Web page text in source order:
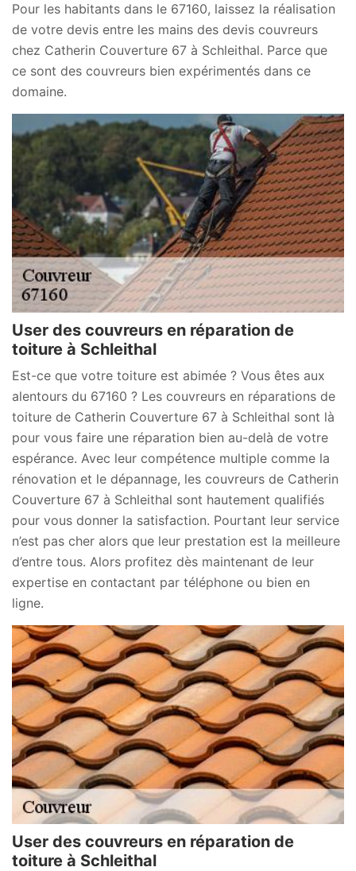
Pour les habitants dans le 67160, laissez la réalisation
de votre devis entre les mains des devis couvreurs
chez Catherin Couverture 67 à Schleithal. Parce que
ce sont des couvreurs bien expérimentés dans ce
domaine.
User des couvreurs en réparation de
toiture à Schleithal
Est-ce que votre toiture est abimée ? Vous êtes aux
alentours du 67160 ? Les couvreurs en réparations de
toiture de Catherin Couverture 67 à Schleithal sont là
pour vous faire une réparation bien au-delà de votre
espérance. Avec leur compétence multiple comme la
rénovation et le dépannage, les couvreurs de Catherin
Couverture 67 à Schleithal sont hautement qualifiés
pour vous donner la satisfaction. Pourtant leur service
n’est pas cher alors que leur prestation est la meilleure
d’entre tous. Alors profitez dès maintenant de leur
expertise en contactant par téléphone ou bien en
ligne.
User des couvreurs en réparation de
toiture à Schleithal